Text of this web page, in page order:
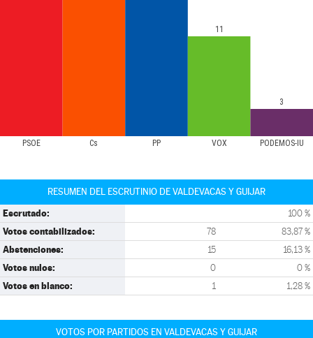
PSOE Cs PP VOX PODEMOS-IU
11
3
RESUMEN DEL ESCRUTINIO DE VALDEVACAS Y GUIJAR
Escrutado: 100 %
Votos contabilizados: 78 83,87 %
Abstenciones: 15 16,13 %
Votos nulos: 0 0 %
Votos en blanco: 1 1,28 %
VOTOS POR PARTIDOS EN VALDEVACAS Y GUIJAR